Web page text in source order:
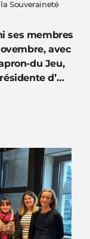
Souveraineté
ses membres
avec
du Jeu,
d’…